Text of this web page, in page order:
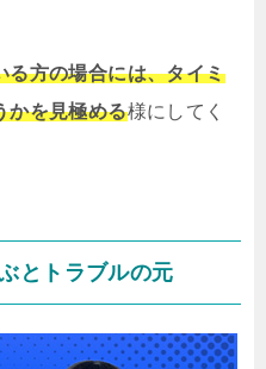
る方の場合には、タイミ
かを見極める様にしてく
とトラブルの元